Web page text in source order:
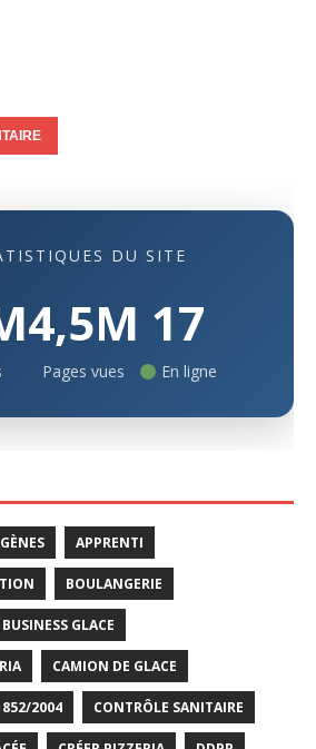
DU SITE
4,5M
Pages vues
17
En ligne
APPRENTI
BOULANGERIE
BUSINESS GLACE
CAMION DE GLACE
852/2004 CONTRÔLE SANITAIRE